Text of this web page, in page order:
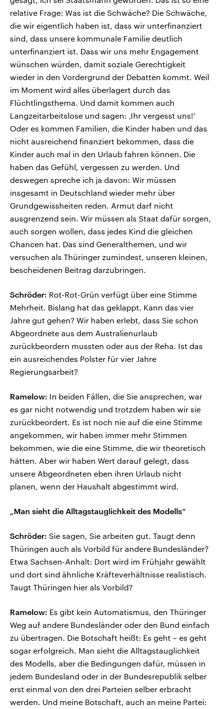
relative Frage: Was ist die Schwäche? Die Schwäche,
die wir eigentlich haben ist, dass wir unterfinanziert
sind, dass unsere kommunale Familie deutlich
unterfinanziert ist. Dass wir uns mehr Engagement
wünschen würden, damit soziale Gerechtigkeit
wieder in den Vordergrund der Debatten kommt. Weil
im Moment wird alles überlagert durch das
Flüchtlingsthema. Und damit kommen auch
Langzeitarbeitslose und sagen: ‚Ihr vergesst uns!‘
Oder es kommen Familien, die Kinder haben und das
nicht ausreichend finanziert bekommen, dass die
Kinder auch mal in den Urlaub fahren können. Die
haben das Gefühl, vergessen zu werden. Und
deswegen spreche ich ja davon: Wir müssen
insgesamt in Deutschland wieder mehr über
Grundgewissheiten reden. Armut darf nicht
ausgrenzend sein. Wir müssen als Staat dafür sorgen,
auch sorgen wollen, dass jedes Kind die gleichen
Chancen hat. Das sind Generalthemen, und wir
versuchen als Thüringer zumindest, unseren kleinen,
bescheidenen Beitrag darzubringen.
Schröder: Rot-Rot-Grün verfügt über eine Stimme
Mehrheit. Bislang hat das geklappt. Kann das vier
Jahre gut gehen? Wir haben erlebt, dass Sie schon
Abgeordnete aus dem Australienurlaub
zurückbeordern mussten oder aus der Reha. Ist das
ein ausreichendes Polster für vier Jahre
Regierungsarbeit?
Ramelow: In beiden Fällen, die Sie ansprechen, war
es gar nicht notwendig und trotzdem haben wir sie
zurückbeordert. Es ist noch nie auf die eine Stimme
angekommen, wir haben immer mehr Stimmen
bekommen, wie die eine Stimme, die wir theoretisch
hätten. Aber wir haben Wert darauf gelegt, dass
unsere Abgeordneten eben ihren Urlaub nicht
planen, wenn der Haushalt abgestimmt wird.
„Man sieht die Alltagstauglichkeit des Modells“
Schröder: Sie sagen, Sie arbeiten gut. Taugt denn
Thüringen auch als Vorbild für andere Bundesländer?
Etwa Sachsen-Anhalt: Dort wird im Frühjahr gewählt
und dort sind ähnliche Kräfteverhältnisse realistisch.
Taugt Thüringen hier als Vorbild?
Ramelow: Es gibt kein Automatismus, den Thüringer
Weg auf andere Bundesländer oder den Bund einfach
zu übertragen. Die Botschaft heißt: Es geht – es geht
sogar erfolgreich. Man sieht die Alltagstauglichkeit
des Modells, aber die Bedingungen dafür, müssen in
jedem Bundesland oder in der Bundesrepublik selber
erst einmal von den drei Parteien selber erbracht
werden. Und meine Botschaft, auch an meine Partei: